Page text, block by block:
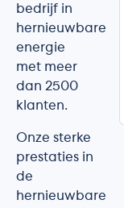
bedrijf in
hernieuwbare
energie
met meer
dan 2500
klanten.
Onze sterke
prestaties in
de
hernieuwbare